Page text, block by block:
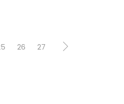
26
27